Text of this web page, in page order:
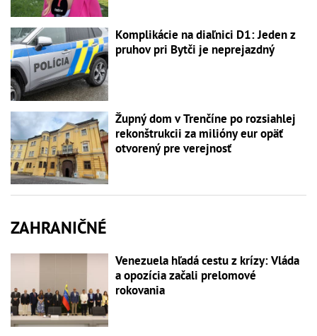
Komplikácie na diaľnici D1: Jeden z
pruhov pri Bytči je neprejazdný
Župný dom v Trenčíne po rozsiahlej
rekonštrukcii za milióny eur opäť
otvorený pre verejnosť
ZAHRANIČNÉ
Venezuela hľadá cestu z krízy: Vláda
a opozícia začali prelomové
rokovania